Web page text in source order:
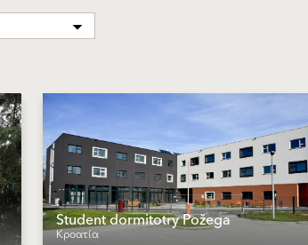
Student dormitotry Požega
Κροατία